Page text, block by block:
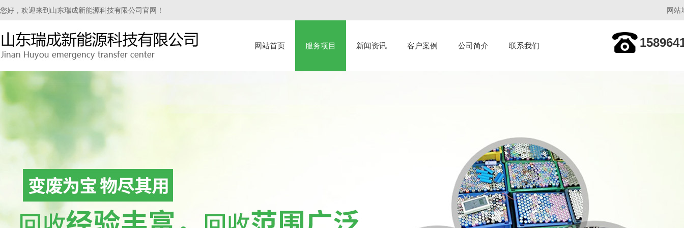
您好，欢迎来到山东瑞成新能源科技有限公司官网！ 网站
网站首页 服务项目 新闻资讯 客户案例 公司简介 联系我们